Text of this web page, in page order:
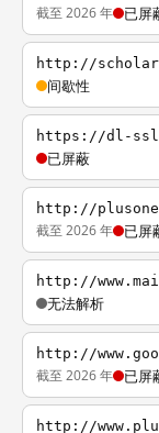
截至 2026 年 已屏
http://
间歇性
https://dl-
已屏蔽
http://
截至 2026 年 已屏
http://
无法解析
http://
截至 2026 年 已屏
http://